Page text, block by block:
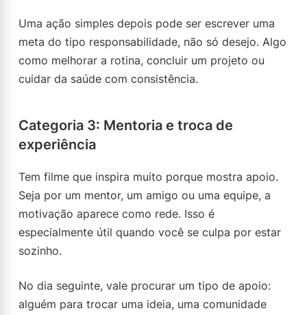
Uma ação simples depois pode ser escrever uma
meta do tipo responsabilidade, não só desejo. Algo
como melhorar a rotina, concluir um projeto ou
cuidar da saúde com consistência.
Categoria 3: Mentoria e troca de
experiência
Tem filme que inspira muito porque mostra apoio.
Seja por um mentor, um amigo ou uma equipe, a
motivação aparece como rede. Isso é
especialmente útil quando você se culpa por estar
sozinho.
No dia seguinte, vale procurar um tipo de apoio:
alguém para trocar uma ideia, uma comunidade